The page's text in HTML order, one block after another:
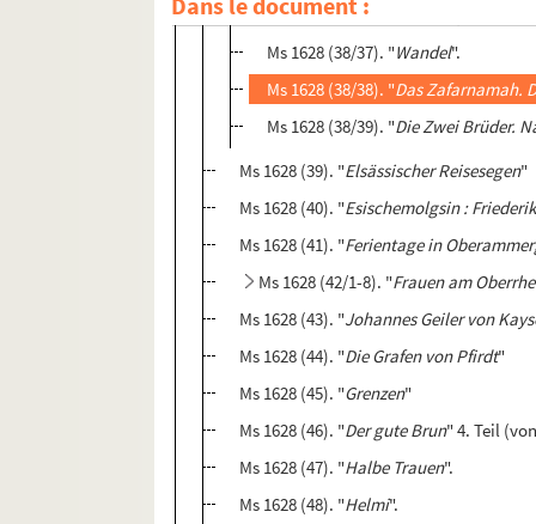
Ms 1628 (38/36). "
Ms 1628 (38/37). "Wandel".
Ms 1628 (38/38). "Das Zafarnamah.
Ms 1628 (38/39). "Die Zwei Brüder.
Ms 1628 (39). "Elsässischer Reisesegen"
Ms 1628 (40). "Esischemolgsin :
Ms 1628 (41). "Ferientage in
Ms 1628 (42/1-8). "Frauen am
Ms 1628 (43). "Johannes Geiler von
Ms 1628 (44). "Die Grafen von Pfirdt"
Ms 1628 (45). "Grenzen"
Ms 1628 (46). "Der gute Brun" 4. Teil
Ms 1628 (47). "Halbe Trauen".
Ms 1628 (48). "Helmi".